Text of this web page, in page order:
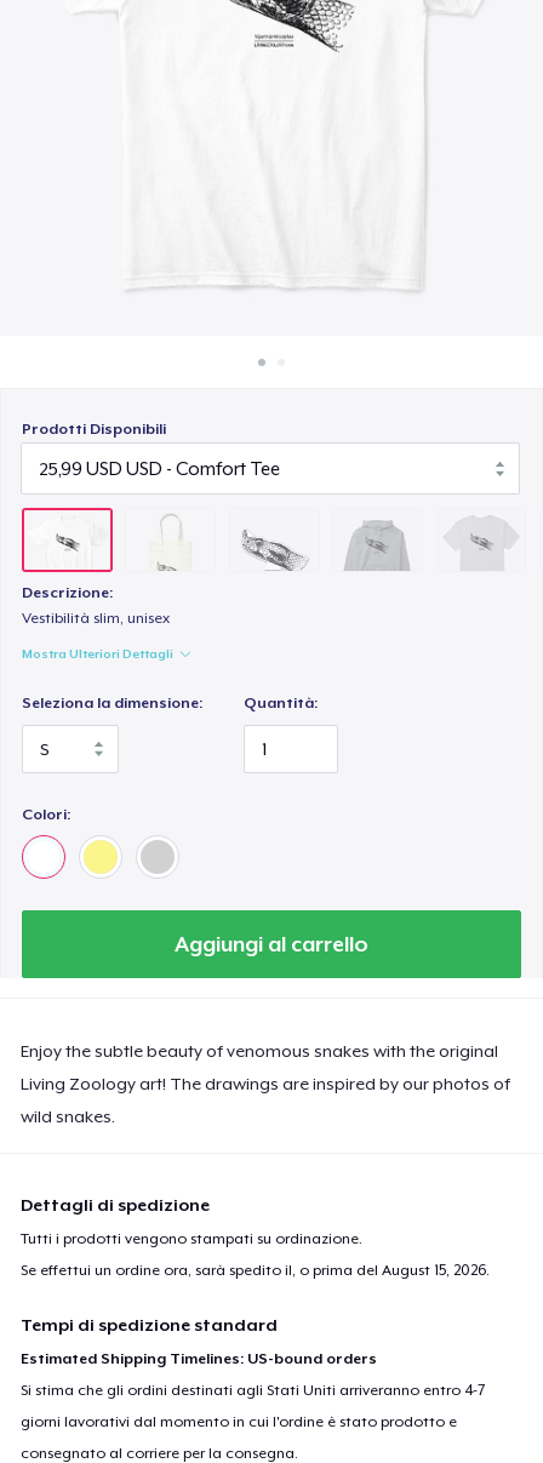
Prodotti Disponibili
Descrizione:
Vestibilità slim, unisex
Mostra Ulteriori Dettagli
Seleziona la dimensione: Quantità:
Colori:
Aggiungi al carrello
Enjoy the subtle beauty of venomous snakes with the original
Living Zoology art! The drawings are inspired by our photos of
wild snakes.
Dettagli di spedizione
Tutti i prodotti vengono stampati su ordinazione.
Se effettui un ordine ora, sarà spedito il, o prima delAugust 15, 2026.
Tempi di spedizione standard
Estimated Shipping Timelines: US-bound orders
Si stima che gli ordini destinati agli Stati Uniti arriveranno entro 4-7
giorni lavorativi dal momento in cui l'ordine è stato prodotto e
consegnato al corriere per la consegna.
Women's Maple Tee
Mug
Women's Comfort Tee